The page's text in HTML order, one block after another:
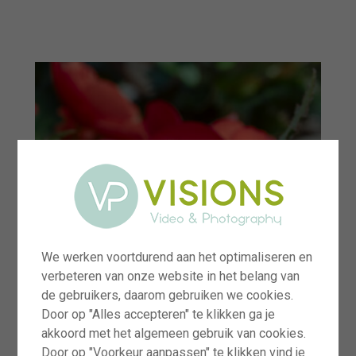
We werken voortdurend aan het optimaliseren en
verbeteren van onze website in het belang van
de gebruikers, daarom gebruiken we cookies.
Door op "Alles accepteren" te klikken ga je
akkoord met het algemeen gebruik van cookies.
Door op "Voorkeur aanpassen" te klikken vind je